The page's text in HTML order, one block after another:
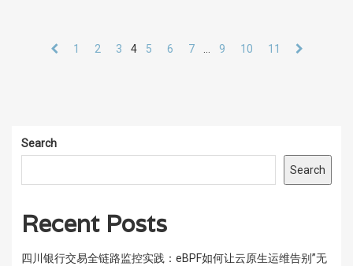
1 2 3 4 5 6 7 9 10 11
Search
Search
Recent Posts
四川银行交易全链路监控实践：eBPF如何让云原生运维告别”无